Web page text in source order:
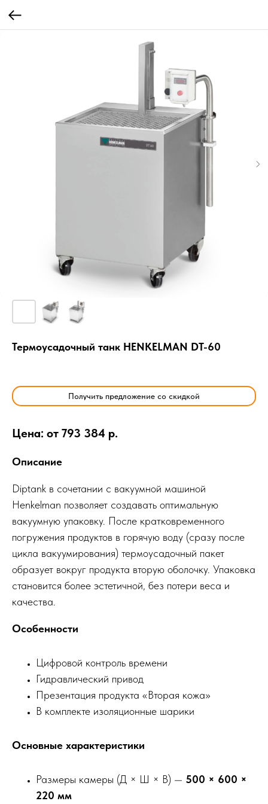
Термоусадочный танк HENKELMAN DT-60
Получить предложение со скидкой
Цена: от 793 384 р.
Описание
Diptank в сочетании с вакуумной машиной
Henkelman позволяет создавать оптимальную
вакуумную упаковку. После кратковременного
погружения продуктов в горячую воду (сразу после
цикла вакуумирования) термоусадочный пакет
образует вокруг продукта вторую оболочку. Упаковка
становится более эстетичной, без потери веса и
качества.
Особенности
Цифровой контроль времени
Гидравлический привод
Презентация продукта «Вторая кожа»
В комплекте изоляционные шарики
Основные характеристики
Размеры камеры (Д × Ш × В) — 500 × 600 ×
220 мм